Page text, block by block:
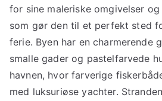
for sine maleriske omgivelser
som gør den til et perfekt sted
ferie. Byen har en charmerende
smalle gader og pastelfarvede
havnen, hvor farverige
med luksuriøse yachter.